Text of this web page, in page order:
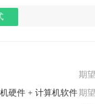
期
硬件 + 计算机软件期